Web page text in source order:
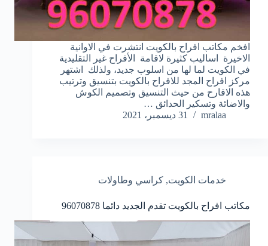
افخم مكاتب افراح بالكويت انتشرت في الاوانية
الاخيرة اساليب كثيرة لاقامة الأفراح غير التقليدية
في الكويت لما لها من اسلوب جديد، ولذلك اشتهر
مركز افراح المجد للافراح بالكويت بتنسيق وترتيب
هذه الاقارح من حيث التنسيق وتصميم الكوش
والاضائة وتسكير الحدائق …
mralaa
31 ديسمبر، 2021
خدمات الكويت, كراسي وطاولات
مكاتب افراح بالكويت تقدم الجديد دائما 96070878